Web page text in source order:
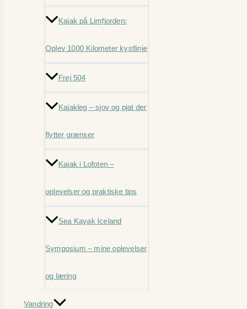
Kajak på Limfjorden:
Oplev 1000 Kilometer kystlinje
Frej 504
Kajakleg – sjov og pjat der
flytter grænser
Kajak i Lofoten –
oplevelser og praktiske tips
Sea Kayak Iceland
Symposium – mine oplevelser
og læring
Vandring